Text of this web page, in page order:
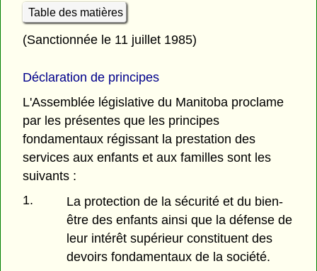
Table des matières
(Sanctionnée le 11 juillet 1985)
Déclaration de principes
L'Assemblée législative du Manitoba proclame
par les présentes que les principes
fondamentaux régissant la prestation des
services aux enfants et aux familles sont les
suivants :
1.
La protection de la sécurité et du bien-
être des enfants ainsi que la défense de
leur intérêt supérieur constituent des
devoirs fondamentaux de la société.